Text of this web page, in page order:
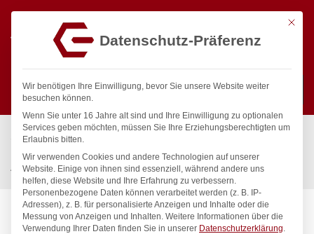
Suchen
Start / Gastronomiebedarf & Gastro Geräte für Profis
Küchenartikel
Spender & Dekorationsartikel
Aluminiumschaufel, HENDI, 0,65L, (L)310mm
Mit
Datenschutz-Präferenz
Wir benötigen Ihre Einwilligung, bevor Sie unsere Website weiter
besuchen können.
Wenn Sie unter 16 Jahre alt sind und Ihre Einwilligung zu optionalen
Services geben möchten, müssen Sie Ihre Erziehungsberechtigten um
Erlaubnis bitten.
Wir verwenden Cookies und andere Technologien auf unserer
Website. Einige von ihnen sind essenziell, während andere uns
helfen, diese Website und Ihre Erfahrung zu verbessern.
Personenbezogene Daten können verarbeitet werden (z. B. IP-
Adressen), z. B. für personalisierte Anzeigen und Inhalte oder die
Messung von Anzeigen und Inhalten. Weitere Informationen über die
Verwendung Ihrer Daten finden Sie in unserer Datenschutzerklärung.